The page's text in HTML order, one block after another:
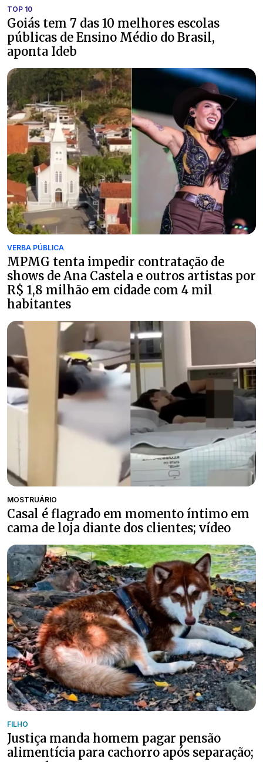
TOP 10
Goiás tem 7 das 10 melhores escolas
públicas de Ensino Médio do Brasil,
aponta Ideb
VERBA PÚBLICA
MPMG tenta impedir contratação de
shows de Ana Castela e outros artistas por
R$ 1,8 milhão em cidade com 4 mil
habitantes
MOSTRUÁRIO
Casal é flagrado em momento íntimo em
cama de loja diante dos clientes; vídeo
FILHO
Justiça manda homem pagar pensão
alimentícia para cachorro após separação;